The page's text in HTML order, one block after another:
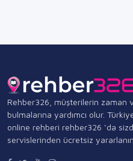
Rehber326, müşterilerin zaman
bulmalarına yardımcı olur.
online rehberi rehber326 ‘da
servislerinden ücretsiz yararlanın.